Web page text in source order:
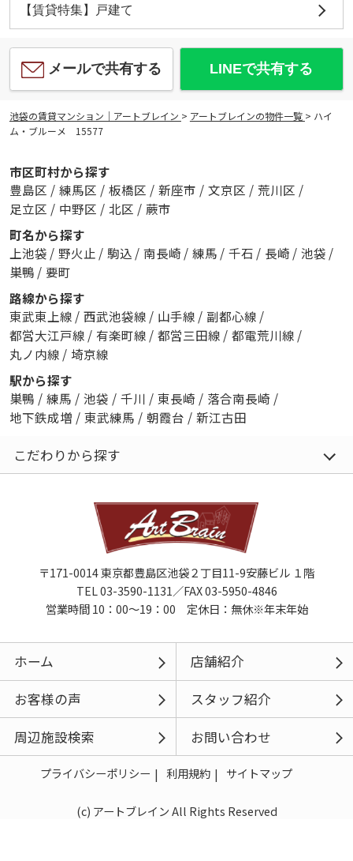
【賃貸特集】戸建て
メールで共有する LINEで共有する
池袋の賃貸マンション｜アートブレイン > アートブレインの物件一覧 > ハイ
ム・ブルーメ 15577
市区町村から探す
豊島区 / 練馬区 / 板橋区 / 新座市 / 文京区 / 荒川区 /
足立区 / 中野区 / 北区 / 蕨市
町名から探す
上池袋 / 野火止 / 駒込 / 南長崎 / 練馬 / 千石 / 長崎 / 池袋 /
巣鴨 / 要町
路線から探す
東武東上線 / 西武池袋線 / 山手線 / 副都心線 /
都営大江戸線 / 有楽町線 / 都営三田線 / 都電荒川線 /
丸ノ内線 / 埼京線
駅から探す
巣鴨 / 練馬 / 池袋 / 千川 / 東長崎 / 落合南長崎 /
地下鉄成増 / 東武練馬 / 朝霞台 / 新江古田
こだわりから探す
〒171-0014 東京都豊島区池袋２丁目11-9安藤ビル １階
TEL 03-3590-1131／FAX 03-5950-4846
営業時間 10：00～19：00 定休日：無休※年末年始
ホーム
店舗紹介
お客様の声
スタッフ紹介
周辺施設検索
お問い合わせ
プライバシーポリシー 利用規約 サイトマップ
(c) アートブレイン All Rights Reserved